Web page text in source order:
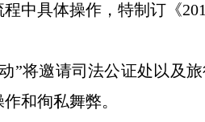
中具体操作，特制订《
”将邀请司法公证处以及
和徇私舞弊。